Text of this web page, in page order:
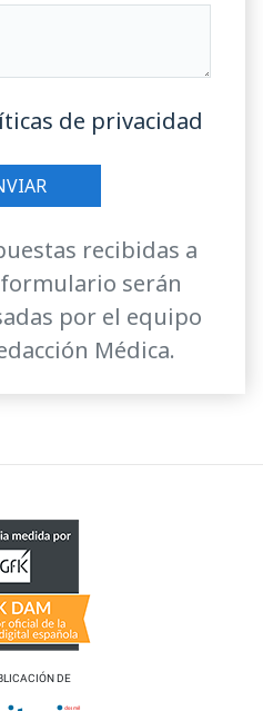
de privacidad
recibidas a
serán
por el equipo
Médica.
DE